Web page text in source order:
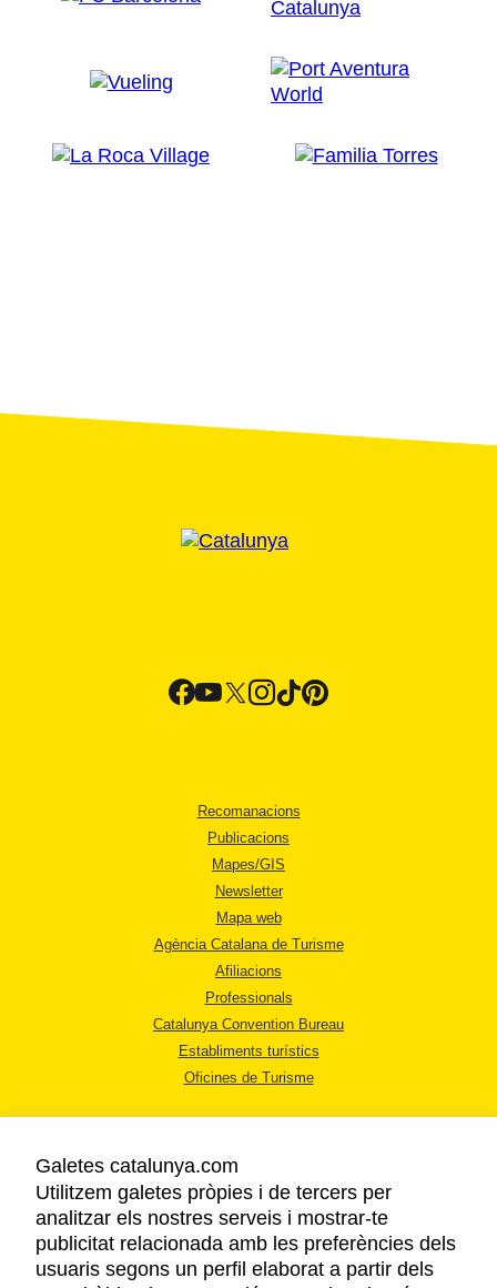
Recomanacions
Publicacions
Mapes/GIS
Newsletter
Mapa web
Agència Catalana de Turisme
Afiliacions
Professionals
Catalunya Convention Bureau
Establiments turístics
Oficines de Turisme
AVÍS LEGAL
POLÍTICA DE PRIVACITAT
Galetes catalunya.com
Utilitzem galetes pròpies i de tercers per
analitzar els nostres serveis i mostrar-te
publicitat relacionada amb les preferències dels
usuaris segons un perfil elaborat a partir dels